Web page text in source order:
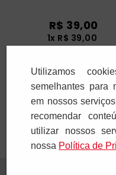
R$ 39,00
1x R$ 39,00
Adicionar
Utilizamos
semelhantes para
em nossos
recomendar
utilizar nossos
nossa Polí­tica de